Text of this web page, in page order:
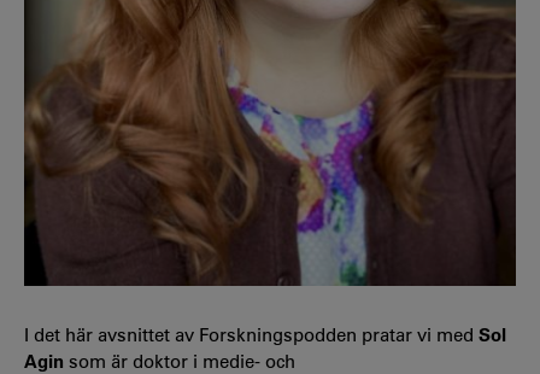
I det här avsnittet av Forskningspodden pratar vi med Sol
Agin som är doktor i medie- och